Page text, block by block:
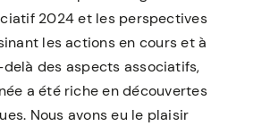
2024 et les perspectives
les actions en cours et à
delà des aspects associatifs,
a été riche en découvertes
Nous avons eu le plaisir